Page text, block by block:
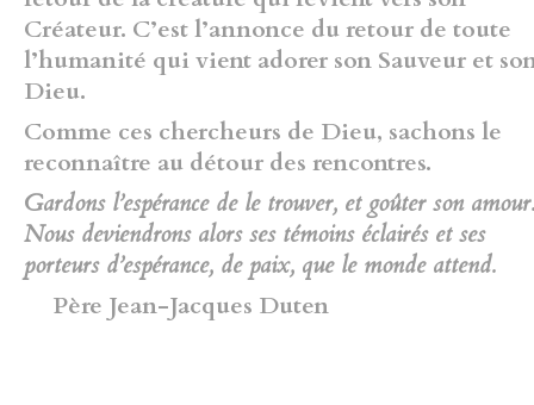
Créateur. C’est l’annonce du retour de toute
l’humanité qui vient adorer son Sauveur et
Dieu.
Comme ces chercheurs de Dieu, sachons le
reconnaître au détour des rencontres.
Gardons l’espérance de le trouver, et goûter son amour.
Nous deviendrons alors ses témoins éclairés et ses
porteurs d’espérance, de paix, que le monde attend.
Père Jean-Jacques Duten